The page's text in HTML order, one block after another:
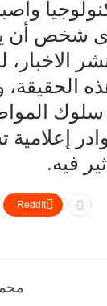
شخص أن
نشر
سلوك
فيه.
ReddIt